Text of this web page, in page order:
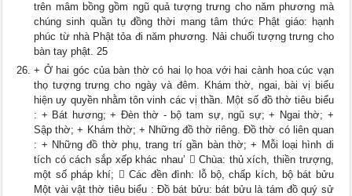
trên mâm bồng gồm ngũ quả tượng trưng cho năm phương mà
chúng sinh quần tụ đồng thời mang tâm thức Phật giáo: hạnh
phúc từ nhà Phật tỏa đi năm phương. Nải chuối tượng trưng cho
bàn tay phật. 25
+ Ở hai góc của bàn thờ có hai lọ hoa với hai cành hoa cúc vạn
thọ tượng trưng cho ngày và đêm. Khám thờ, ngai, bài vị biểu
hiện uy quyền nhằm tôn vinh các vị thần. Một số đồ thờ tiêu biểu
: + Bát hương; + Đèn thờ - bộ tam sự, ngũ sự; + Ngai thờ; +
Sập thờ; + Khám thờ; + Những đồ thờ riêng. Đồ thờ có liên quan
: + Những đồ thờ phụ, trang trí gần bàn thờ; + Mỗi loại hình di
tích có cách sắp xếp khác nhau’  Chùa: thủ xích, thiền trượng,
một số pháp khí;  Các đền đình: lỗ bộ, chấp kích, bộ bát bửu
Một vài vật thờ tiêu biểu : Đồ bát bửu: bát bửu là tám đồ quý sử